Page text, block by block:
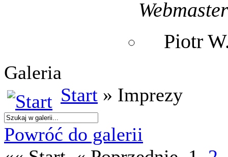
Piotr
Galeria
Start » Imprezy
Powróć do galerii